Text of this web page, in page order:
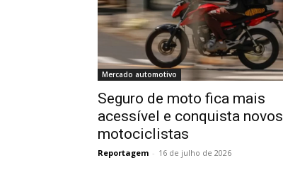
Mercado automotivo
Seguro de moto fica mais
acessível e conquista novos
motociclistas
Reportagem - 16 de julho de 2026